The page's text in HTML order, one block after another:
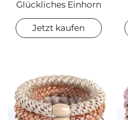
Glückliches Einhorn
Jetzt kaufen